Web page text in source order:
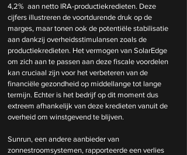
4,2%  aan netto IRA-productiekredieten. Deze
cijfers illustreren de voortdurende druk op de
marges, maar tonen ook de potentiële stabilisatie
aan dankzij overheidsstimulansen zoals de
productiekredieten. Het vermogen van SolarEdge
om zich aan te passen aan deze fiscale voordelen
kan cruciaal zijn voor het verbeteren van de
financiële gezondheid op middellange tot lange
termijn. Echter is het bedrijf op dit moment dus
extreem afhankelijk van deze kredieten vanuit de
overheid om winstgevend te blijven.
Sunrun, een andere aanbieder van
zonnestroomsystemen, rapporteerde een verlies